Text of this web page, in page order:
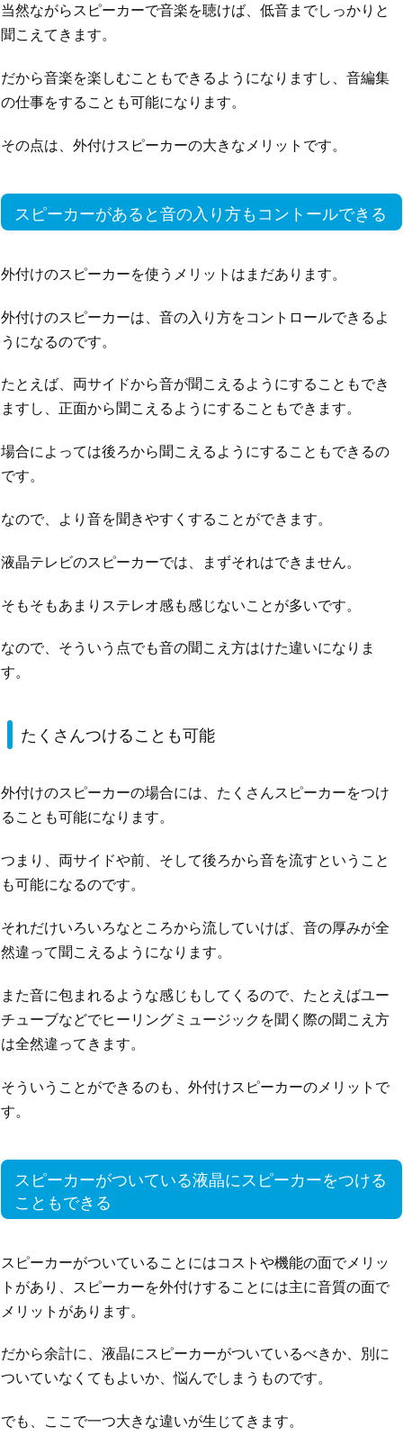
当然ながらスピーカーで音楽を聴けば、低音までしっかりと
聞こえてきます。
だから音楽を楽しむこともできるようになりますし、音編集
の仕事をすることも可能になります。
その点は、外付けスピーカーの大きなメリットです。
スピーカーがあると音の入り方もコントールできる
外付けのスピーカーを使うメリットはまだあります。
外付けのスピーカーは、音の入り方をコントロールできるよ
うになるのです。
たとえば、両サイドから音が聞こえるようにすることもでき
ますし、正面から聞こえるようにすることもできます。
場合によっては後ろから聞こえるようにすることもできるの
です。
なので、より音を聞きやすくすることができます。
液晶テレビのスピーカーでは、まずそれはできません。
そもそもあまりステレオ感も感じないことが多いです。
なので、そういう点でも音の聞こえ方はけた違いになりま
す。
たくさんつけることも可能
外付けのスピーカーの場合には、たくさんスピーカーをつけ
ることも可能になります。
つまり、両サイドや前、そして後ろから音を流すということ
も可能になるのです。
それだけいろいろなところから流していけば、音の厚みが全
然違って聞こえるようになります。
また音に包まれるような感じもしてくるので、たとえばユー
チューブなどでヒーリングミュージックを聞く際の聞こえ方
は全然違ってきます。
そういうことができるのも、外付けスピーカーのメリットで
す。
スピーカーがついている液晶にスピーカーをつける
こともできる
スピーカーがついていることにはコストや機能の面でメリッ
トがあり、スピーカーを外付けすることには主に音質の面で
メリットがあります。
だから余計に、液晶にスピーカーがついているべきか、別に
ついていなくてもよいか、悩んでしまうものです。
でも、ここで一つ大きな違いが生じてきます。